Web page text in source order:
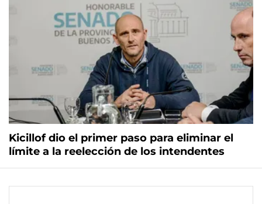
Kicillof dio el primer paso para eliminar el
límite a la reelección de los intendentes